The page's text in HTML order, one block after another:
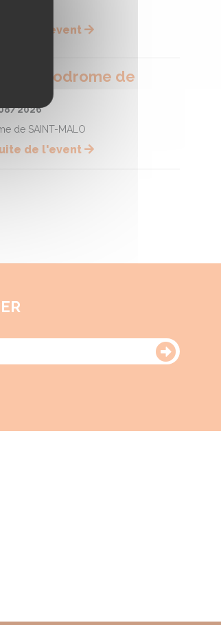
de l'event
- Hippodrome de
2026
de SAINT-MALO
de l'event